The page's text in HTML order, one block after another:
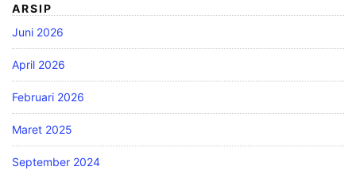
ARSIP
Juni 2026
April 2026
Februari 2026
Maret 2025
September 2024